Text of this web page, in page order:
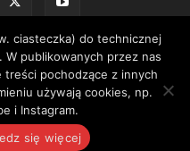
Regulamin portalu
News. Wszystkie prawa
97 55 30
ciasteczka) do technicznej
publikowanych przez nas
treści pochodzące z innych
używają cookies, np.
i Instagram.
się więcej